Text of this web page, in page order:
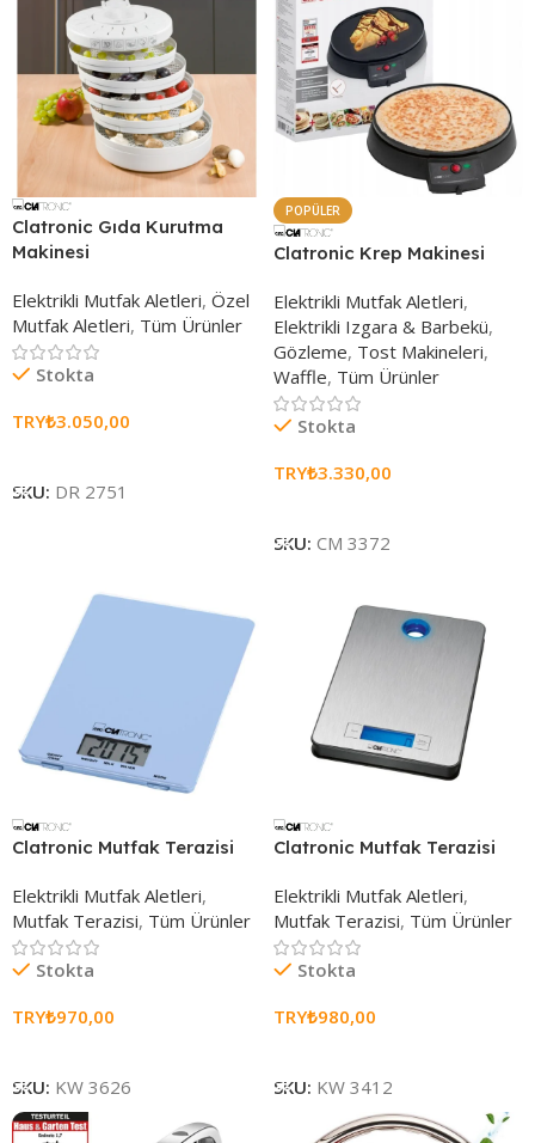
Clatronic Gıda Kurutma
Makinesi
Elektrikli Mutfak Aletleri, Özel
Mutfak Aletleri, Tüm Ürünler
Stokta
TRY₺3.050,00
SKU: DR 2751
POPÜLER
Clatronic Krep Makinesi
Elektrikli Mutfak Aletleri,
Elektrikli Izgara & Barbekü,
Gözleme, Tost Makineleri,
Waffle, Tüm Ürünler
Stokta
TRY₺3.330,00
SKU: CM 3372
Clatronic Mutfak Terazisi
Elektrikli Mutfak Aletleri,
Mutfak Terazisi, Tüm Ürünler
Stokta
TRY₺970,00
SKU: KW 3626
Clatronic Mutfak Terazisi
Elektrikli Mutfak Aletleri,
Mutfak Terazisi, Tüm Ürünler
Stokta
TRY₺980,00
SKU: KW 3412